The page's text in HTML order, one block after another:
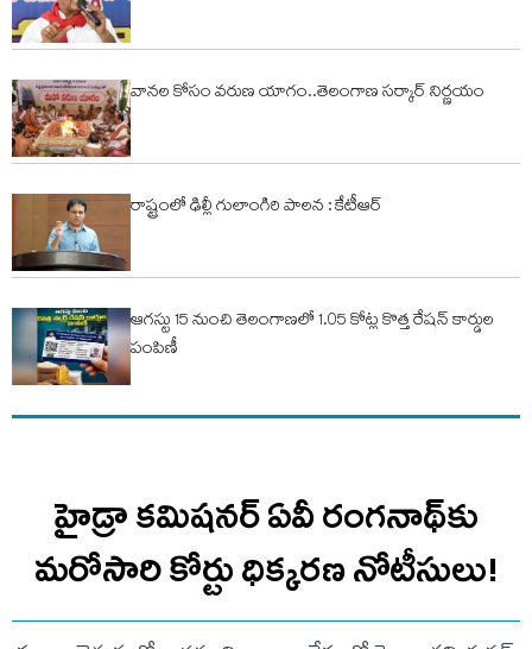
వానల కోసం వరుణ యాగం..తెలంగాణ సర్కార్ నిర్ణయం
రాష్ట్రంలో ఢిల్లీ గులాంగిరి పాలన : కేటీఆర్
ఆగస్టు 15 నుంచి తెలంగాణలో 1.05 కోట్ల కొత్త రేషన్ కార్డుల
పంపిణీ
హైడ్రా కమిషనర్ ఏవీ రంగనాథ్‌కు
మరోసారి కోర్టు ధిక్కరణ నోటీసులు!